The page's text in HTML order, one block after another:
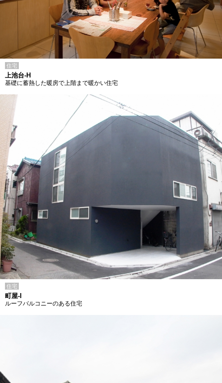
住宅
上池台-H
基礎に蓄熱した暖房で上階まで暖かい住宅
住宅
町屋-I
ルーフバルコニーのある住宅